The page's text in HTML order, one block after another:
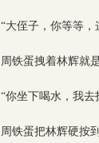
“大侄子，你等等
周铁蛋拽着林辉就
“你坐下喝水，我去
周铁蛋把林辉硬按